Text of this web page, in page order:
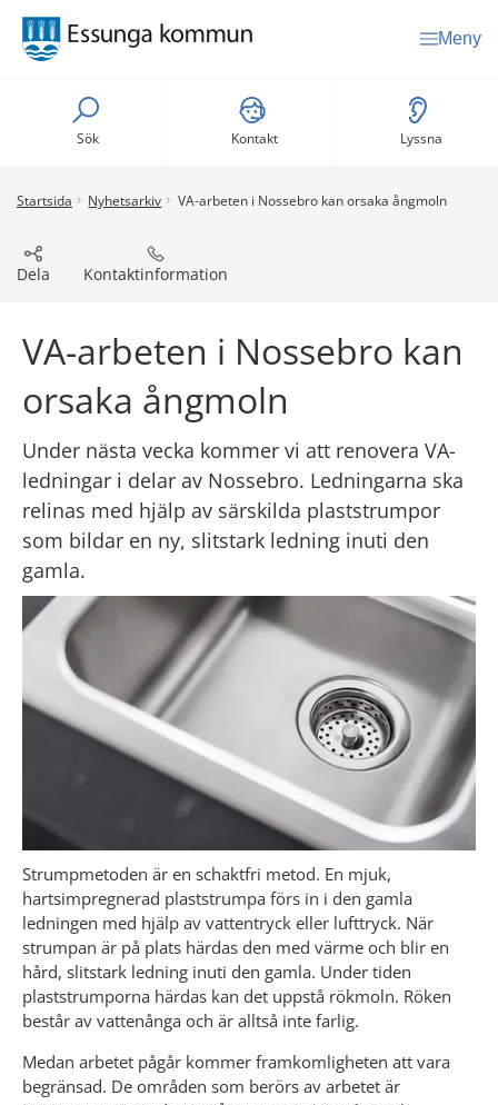
Meny
Sök Kontakt Lyssna
Startsida Nyhetsarkiv VA-arbeten i Nossebro kan orsaka ångmoln
Dela Kontaktinformation
VA-arbeten i Nossebro kan
orsaka ångmoln
Under nästa vecka kommer vi att renovera VA-
ledningar i delar av Nossebro. Ledningarna ska
relinas med hjälp av särskilda plaststrumpor
som bildar en ny, slitstark ledning inuti den
gamla.
Strumpmetoden är en schaktfri metod. En mjuk,
hartsimpregnerad plaststrumpa förs in i den gamla
ledningen med hjälp av vattentryck eller lufttryck. När
strumpan är på plats härdas den med värme och blir en
hård, slitstark ledning inuti den gamla. Under tiden
plaststrumporna härdas kan det uppstå rökmoln. Röken
består av vattenånga och är alltså inte farlig.
Medan arbetet pågår kommer framkomligheten att vara
begränsad. De områden som berörs av arbetet är